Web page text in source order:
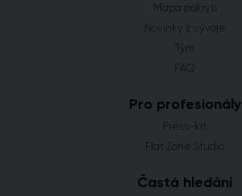
Mapa pokrytí
Novinky z vývoje
Tým
FAQ
Pro profesionály
Press-kit
Flat Zone Studio
Častá hledání